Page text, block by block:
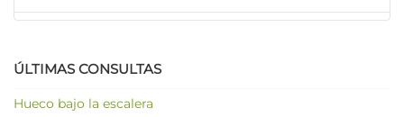
ÚLTIMAS CONSULTAS
Hueco bajo la escalera